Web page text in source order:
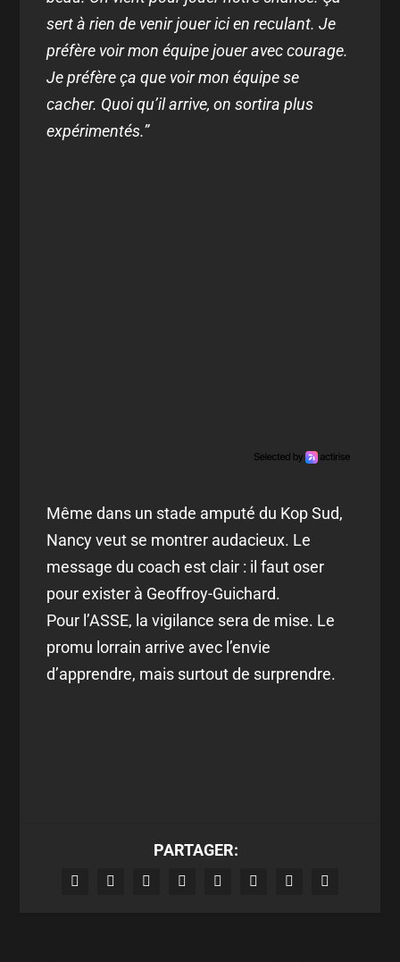
sert à rien de venir jouer ici en reculant. Je
préfère voir mon équipe jouer avec courage.
Je préfère ça que voir mon équipe se
cacher. Quoi qu’il arrive, on sortira plus
expérimentés.”
Même dans un stade amputé du Kop Sud,
Nancy veut se montrer audacieux. Le
message du coach est clair : il faut oser
pour exister à Geoffroy-Guichard.
Pour l’ASSE, la vigilance sera de mise. Le
promu lorrain arrive avec l’envie
d’apprendre, mais surtout de surprendre.
PARTAGER: